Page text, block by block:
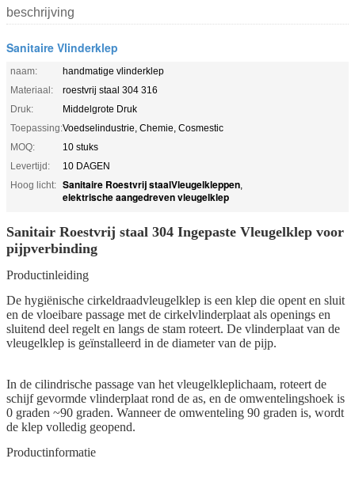
beschrijving
Sanitaire Vlinderklep
naam:
handmatige vlinderklep
Materiaal:
roestvrij staal 304 316
Druk:
Middelgrote Druk
Toepassing:Voedselindustrie, Chemie, Cosmestic
MOQ:
10 stuks
Levertijd:
10 DAGEN
Hoog licht: Sanitaire Roestvrij staalVleugelkleppen,
elektrische aangedreven vleugelklep
Sanitair Roestvrij staal 304 Ingepaste Vleugelklep voor
pijpverbinding
Productinleiding
De hygiënische cirkeldraadvleugelklep is een klep die opent en sluit
en de vloeibare passage met de cirkelvlinderplaat als openings en
sluitend deel regelt en langs de stam roteert. De vlinderplaat van de
vleugelklep is geïnstalleerd in de diameter van de pijp.
In de cilindrische passage van het vleugelkleplichaam, roteert de
schijf gevormde vlinderplaat rond de as, en de omwentelingshoek is
0 graden ~90 graden. Wanneer de omwenteling 90 graden is, wordt
de klep volledig geopend.
Productinformatie